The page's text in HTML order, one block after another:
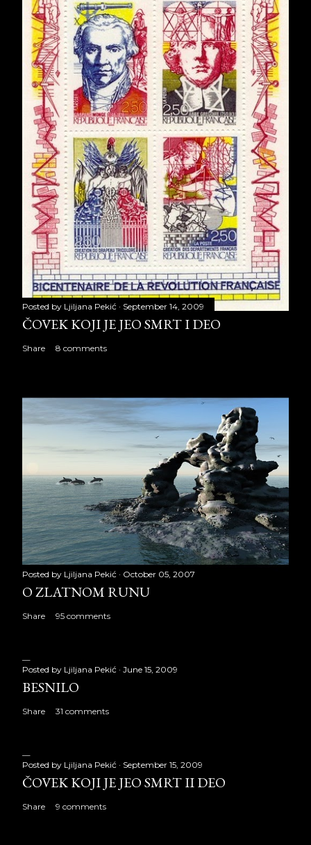
Posted by Ljiljana Pekić September 14, 2009
ČOVEK KOJI JE JEO SMRT I DEO
Share 8 comments
Posted by Ljiljana Pekić October 05, 2007
O ZLATNOM RUNU
Share 95 comments
Posted by Ljiljana Pekić June 15, 2009
BESNILO
Share 31 comments
Posted by Ljiljana Pekić September 15, 2009
ČOVEK KOJI JE JEO SMRT II DEO
Share 9 comments